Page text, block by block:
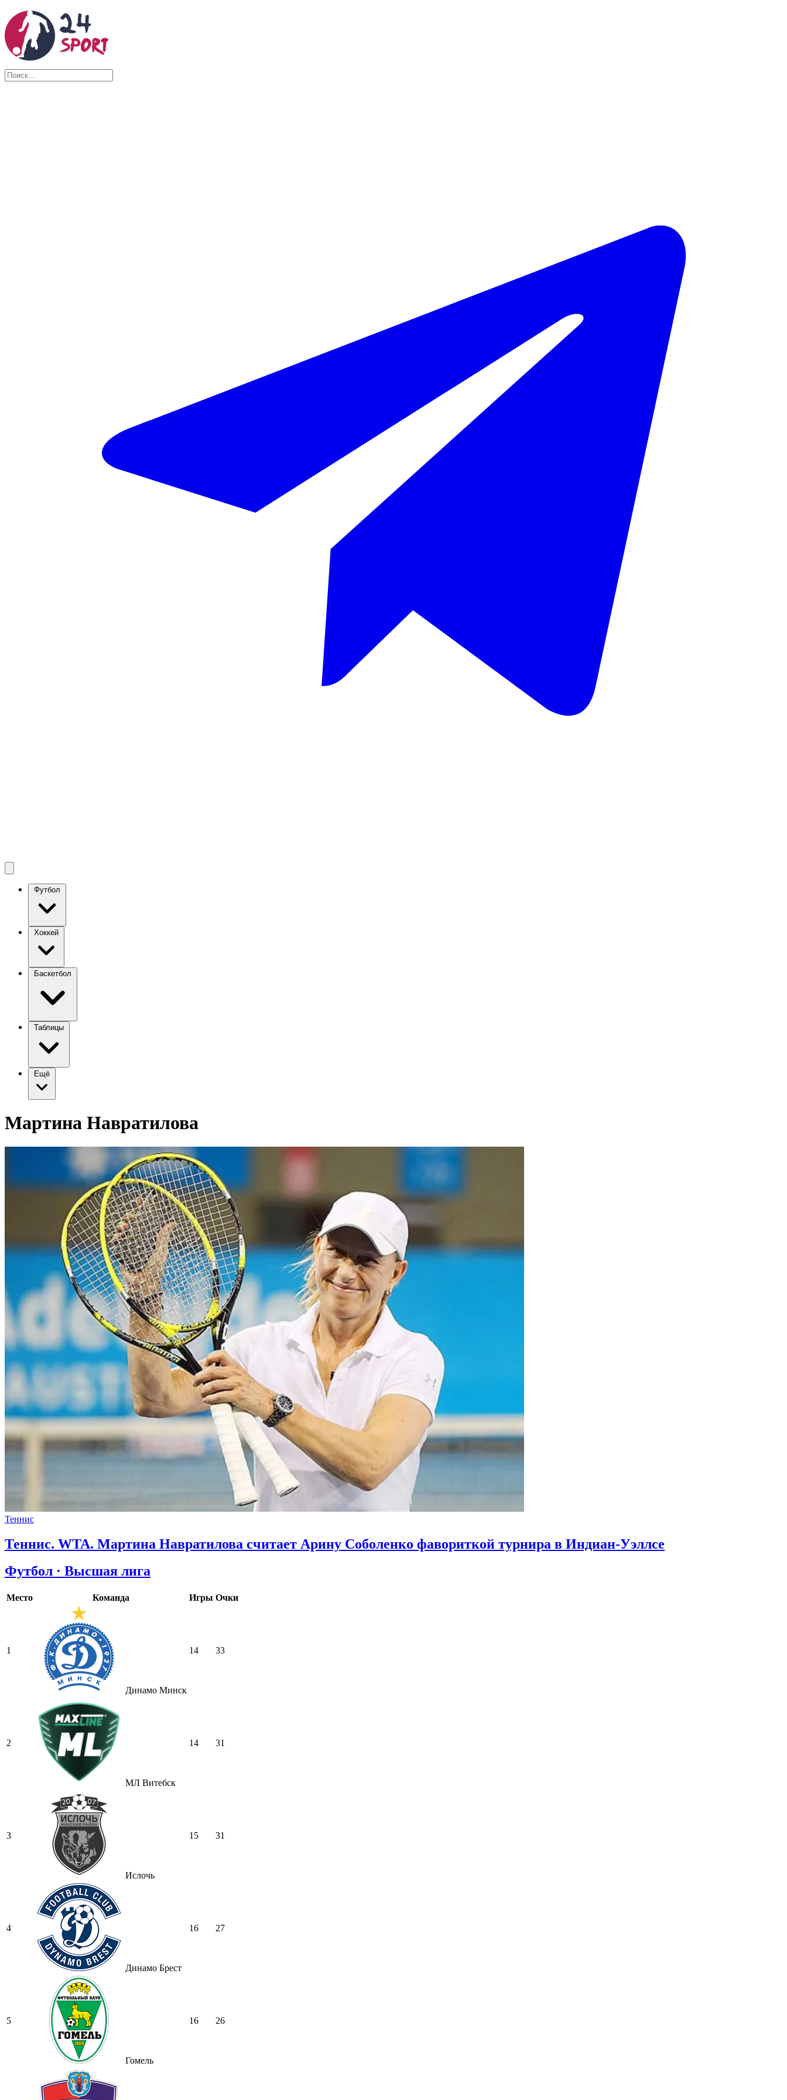
Футбол
Хоккей
Баскетбол
Таблицы
Ещё
Мартина Навратилова
Теннис
Теннис. WTA. Мартина Навратилова считает Арину Соболенко фавориткой турнира в Индиан-Уэллсе
Футбол · Высшая лига
Место Команда Игры Очки
1
Динамо Минск
14 33
2
МЛ Витебск
14 31
3
Ислочь
15 31
4
Динамо Брест
16 27
5
Гомель
16 26